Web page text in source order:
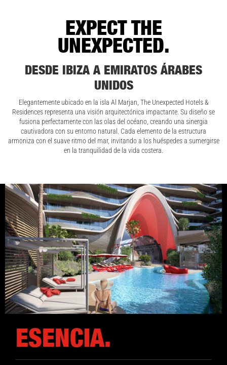
EXPECT THE
UNEXPECTED.
DESDE IBIZA A EMIRATOS ÁRABES
UNIDOS
Elegantemente ubicado en la isla Al Marjan, The Unexpected Hotels &
Residences representa una visión arquitectónica impactante. Su diseño se
fusiona perfectamente con las olas del océano, creando una sinergia
cautivadora con su entorno natural. Cada elemento de la estructura
armoniza con el suave ritmo del mar, invitando a los huéspedes a sumergirse
en la tranquilidad de la vida costera.
ESENCIA.